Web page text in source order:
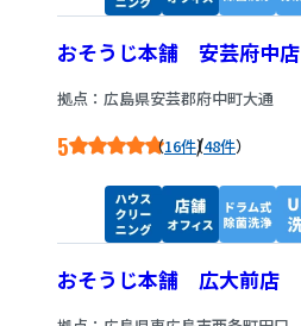
おそうじ本舗 安芸府中店
拠点：広島県安芸郡府中町大通
5 16件/48件
おそうじ本舗 広大前店